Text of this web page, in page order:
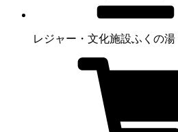
レジャー・文化施設ふくの湯